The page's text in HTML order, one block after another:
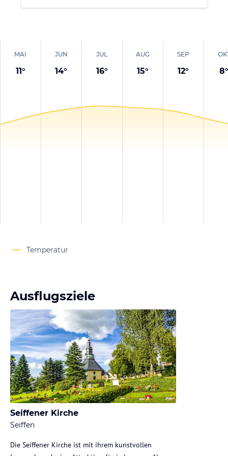
MAI
11°
JUN
14°
JUL
16°
AUG
15°
SEP
12° 8
Temperatur
Ausflugsziele
Seiffener Kirche
Seiffen
Die Seiffener Kirche ist mit ihrem kunstvollen